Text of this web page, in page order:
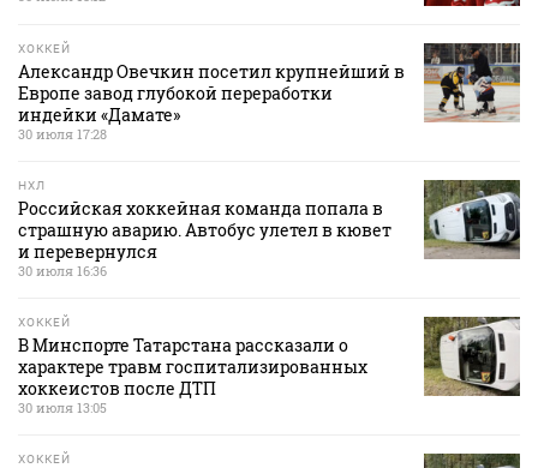
ХОККЕЙ
Александр Овечкин посетил крупнейший в
Европе завод глубокой переработки
индейки «Дамате»
30 июля 17:28
НХЛ
Российская хоккейная команда попала в
страшную аварию. Автобус улетел в кювет
и перевернулся
30 июля 16:36
ХОККЕЙ
В Минспорте Татарстана рассказали о
характере травм госпитализированных
хоккеистов после ДТП
30 июля 13:05
ХОККЕЙ